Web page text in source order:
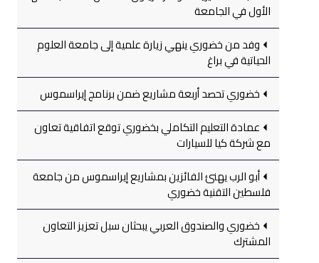
الأول في الجامعة
وفد من خضوري ينهي زيارة علمية إلى جامعة العلوم
الحياتية في براغ
خضوري تحصد أربعة مشاريع ضمن برنامج إيراسموس
عمادة التعليم التكاملي بخضوري توقع اتفاقية تعاون
مع شركة كيا للسيارات
أبو الرب يهنئ الفائزين بمشاريع إيراسموس من جامعة
فلسطين التقنية خضوري
خضوري والصندوق العربي يبحثان سبل تعزيز التعاون
المشترك